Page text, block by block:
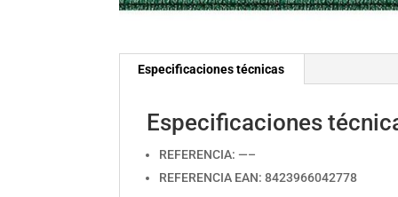
Especificaciones técnicas
Especificaciones
REFERENCIA: —–
REFERENCIA EAN: 8423966042778